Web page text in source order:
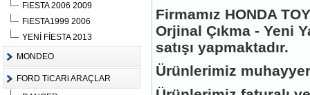
FiESTA 2006 2009
FiESTA1999 2006
YENİ FİESTA 2013
MONDEO
FORD TiCARi ARAÇLAR
FORD CONNECT ÇIKMA
Firmamız HONDA
Orjinal Çıkma - Yeni
satışı yapmaktadır.
Ürünlerimiz